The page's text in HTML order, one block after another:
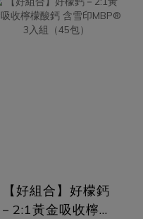
【好組合】好檬鈣
－2:1黃金吸收檸檬